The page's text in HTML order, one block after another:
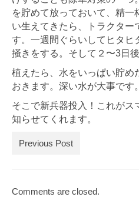
を貯めて放っておいて、精
い生えてきたら、トラクター
す。一週間ぐらいしてヒタヒ
掻きをする。そして２〜3日後
植えたら、水をいっぱい貯め
おきます。深い水が大事です。
そこで新兵器投入！これがス
知らせてくれます。
Previous Post
Comments are closed.